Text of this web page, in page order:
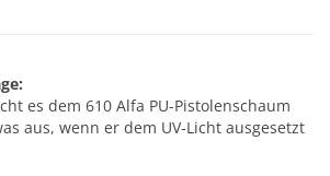
es dem 610 Alfa PU-Pistolenschaum
aus, wenn er dem UV-Licht ausgesetzt